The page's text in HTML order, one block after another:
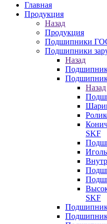
Главная
Продукция
Назад
Продукция
Подшипники
Подшипники
Назад
Назад
SKF
SKF